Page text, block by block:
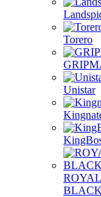
Torero
Unistar
ROYAL
BLACK